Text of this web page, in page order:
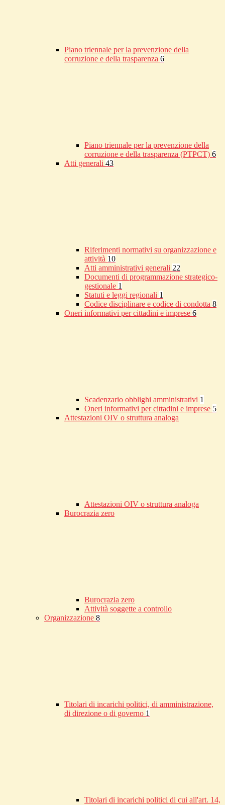
Piano triennale per la prevenzione della
corruzione e della trasparenza 6
Piano triennale per la prevenzione della
corruzione e della trasparenza (PTPCT) 6
Atti generali 43
Riferimenti normativi su organizzazione e
attività 10
Atti amministrativi generali 22
Documenti di programmazione strategico-
gestionale 1
Statuti e leggi regionali 1
Codice disciplinare e codice di condotta 8
Oneri informativi per cittadini e imprese 6
Scadenzario obblighi amministrativi 1
Oneri informativi per cittadini e imprese 5
Attestazioni OIV o struttura analoga
Attestazioni OIV o struttura analoga
Burocrazia zero
Burocrazia zero
Attività soggette a controllo
Organizzazione 8
Titolari di incarichi politici, di amministrazione,
di direzione o di governo 1
Titolari di incarichi politici di cui all'art. 14,